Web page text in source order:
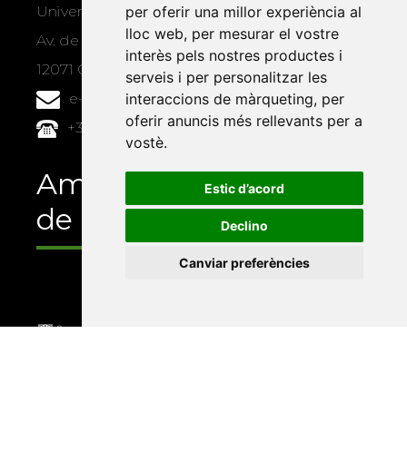
per oferir una millor experiència al
lloc web, per mesurar el vostre
interès pels nostres productes i
serveis i per personalitzar les
interaccions de màrqueting, per
oferir anuncis més rellevants per a
vostè.
Estic d’acord
Declino
Canviar preferències
Universitat Jaume I, local 10
Av. de Vicent Sos Baynat, s/n
12071 Castelló de la Plana
e-buc@vives.org
+34 964 72 89 93
Amb el suport
de